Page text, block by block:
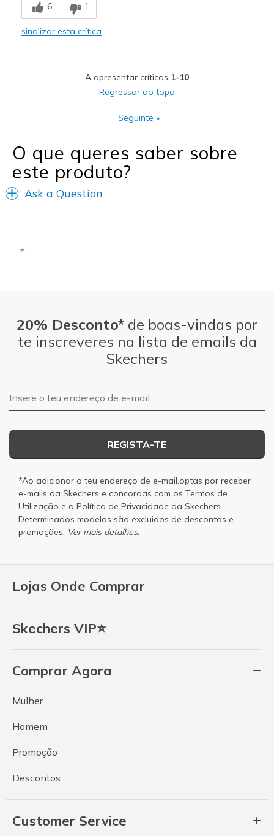
Stylish
Feels true to width
Sizing
Feels half size too big
Shoes are for Wearing
6 1
sinalizar esta crítica
A apresentar críticas 1-10
Regressar ao topo
Seguinte »
O que queres saber sobre
este produto?
Ask a Question
Lojas Onde Comprar
Skechers VIP⭐
Comprar Agora
Mulher
Homem
Promoção
Descontos
Customer Service
20% Desconto*de boas-vindas por
te inscreveres na lista de emails da
Skechers
Endereço de e-mail
REGISTA-TE
*Ao adicionar o teu endereço de e-mail,optas por receber
e-mails da Skechers e concordas com os Termos de
Utilização e a Política de Privacidade da Skechers.
Determinados modelos são excluidos de descontos e
promoções. Ver mais detalhes.